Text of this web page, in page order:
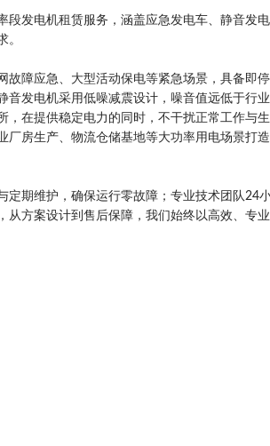
段发电机租赁服务，涵盖应急发电车、静音发
。
故障应急、大型活动保电等紧急场景，具备即
音发电机采用低噪减震设计，噪音值远低于行
，在提供稳定电力的同时，不干扰正常工作与
厂房生产、物流仓储基地等大功率用电场景打
定期维护，确保运行零故障；专业技术团队24
从方案设计到售后保障，我们始终以高效、专